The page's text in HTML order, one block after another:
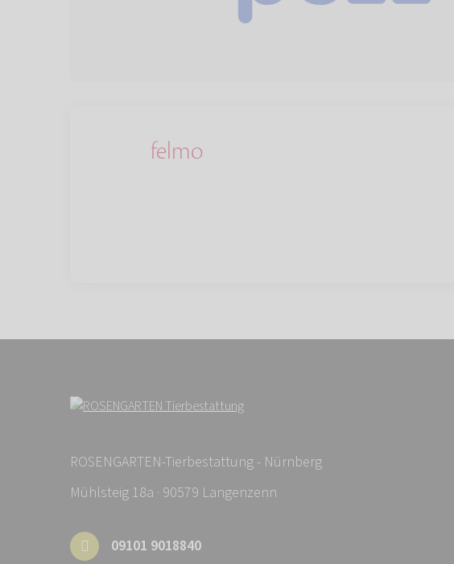
felmo
ROSENGARTEN-Tierbestattung - Nürnberg
Mühlsteig 18a · 90579 Langenzenn
09101 9018840